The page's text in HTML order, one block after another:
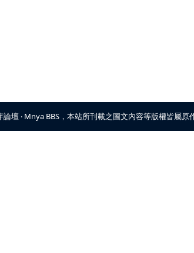
論壇 ‧ Mnya BBS，本站所刊載之圖文內容等版權皆屬原